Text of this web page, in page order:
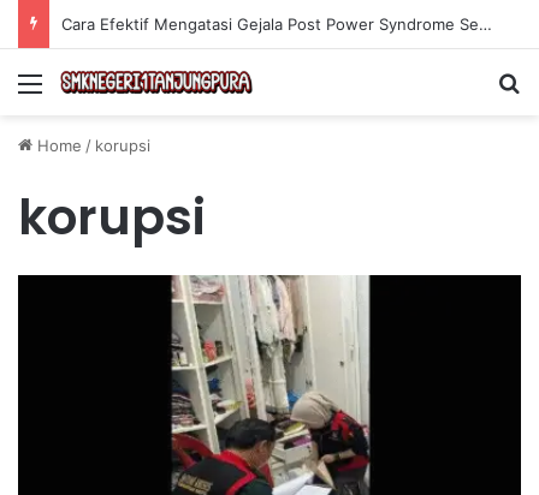
Cara Efektif Mengatasi Gejala Post Power Syndrome Setelah Pensiun Kerja
Menu
Home / korupsi
korupsi